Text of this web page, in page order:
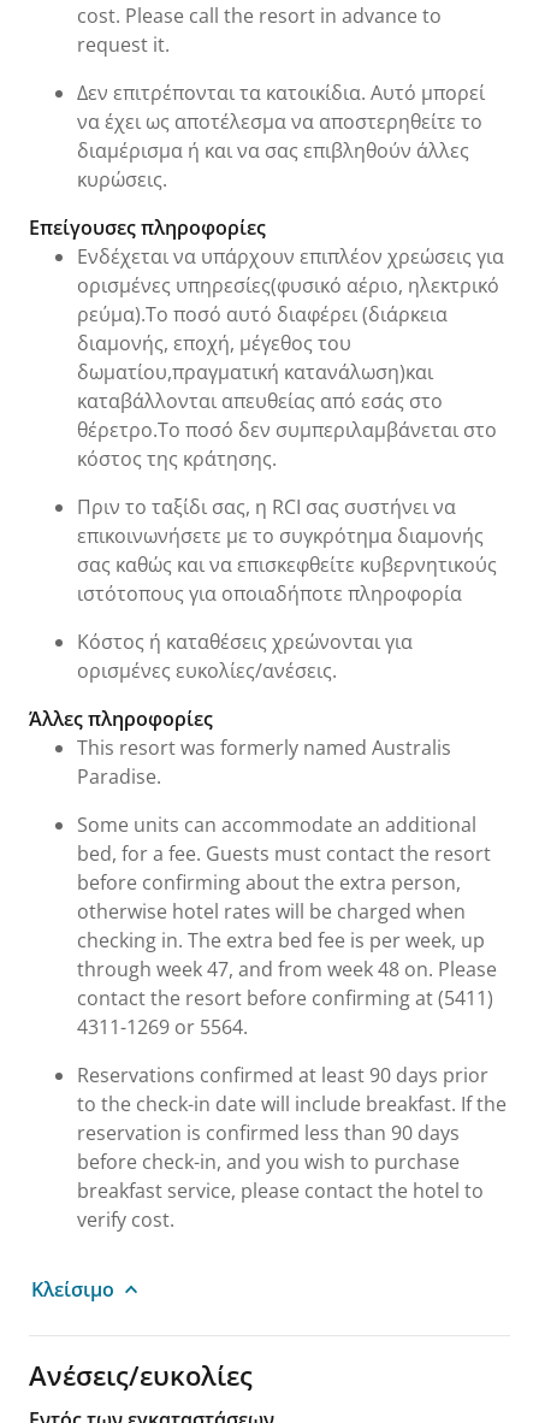
cost. Please call the resort in advance to
request it.
Δεν επιτρέπονται τα κατοικίδια. Αυτό μπορεί
να έχει ως αποτέλεσμα να αποστερηθείτε το
διαμέρισμα ή και να σας επιβληθούν άλλες
κυρώσεις.
Επείγουσες πληροφορίες
Ενδέχεται να υπάρχουν επιπλέον χρεώσεις για
ορισμένες υπηρεσίες(φυσικό αέριο, ηλεκτρικό
ρεύμα).Το ποσό αυτό διαφέρει (διάρκεια
διαμονής, εποχή, μέγεθος του
δωματίου,πραγματική κατανάλωση)και
καταβάλλονται απευθείας από εσάς στο
θέρετρο.Το ποσό δεν συμπεριλαμβάνεται στο
κόστος της κράτησης.
Πριν το ταξίδι σας, η RCI σας συστήνει να
επικοινωνήσετε με το συγκρότημα διαμονής
σας καθώς και να επισκεφθείτε κυβερνητικούς
ιστότοπους για οποιαδήποτε πληροφορία
Κόστος ή καταθέσεις χρεώνονται για
ορισμένες ευκολίες/ανέσεις.
Άλλες πληροφορίες
This resort was formerly named Australis
Paradise.
Some units can accommodate an additional
bed, for a fee. Guests must contact the resort
before confirming about the extra person,
otherwise hotel rates will be charged when
checking in. The extra bed fee is per week, up
through week 47, and from week 48 on. Please
contact the resort before confirming at (5411)
4311-1269 or 5564.
Reservations confirmed at least 90 days prior
to the check-in date will include breakfast. If the
reservation is confirmed less than 90 days
before check-in, and you wish to purchase
breakfast service, please contact the hotel to
verify cost.
Κλείσιμο
Ανέσεις/ευκολίες